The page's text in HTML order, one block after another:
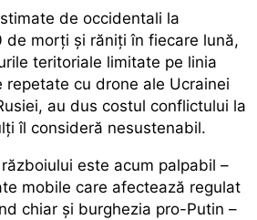
de occidentali la
morți și răniți în fiecare lună,
teritoriale limitate pe linia
repetate cu drone ale Ucrainei
au dus costul conflictului la
îl consideră nesustenabil.
este acum palpabil –
mobile care afectează regulat
chiar și burghezia pro-Putin –